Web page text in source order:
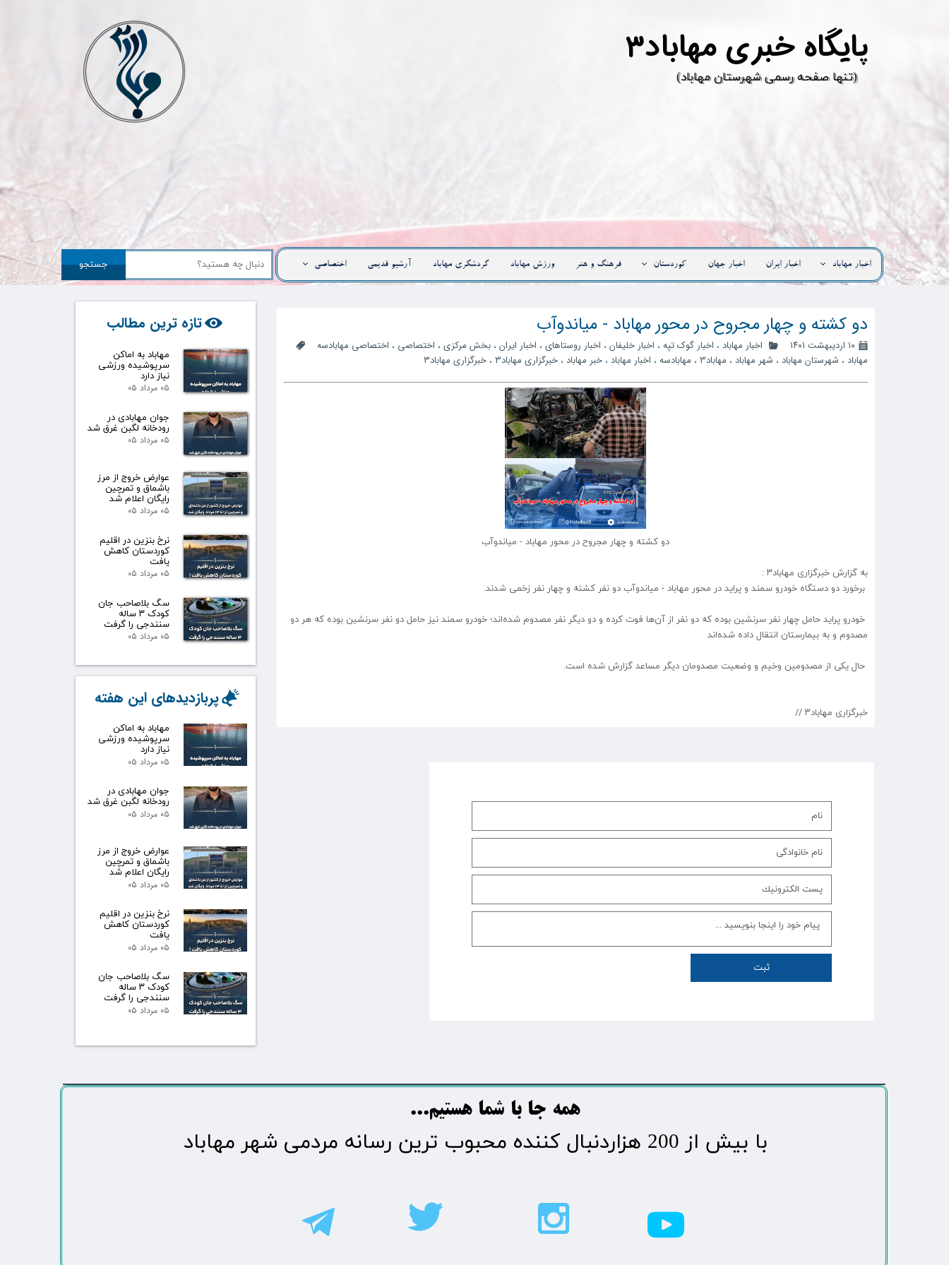
پ
​(تنها صفحه رسمی شهرستان مهاباد)
اخبار مهاباد اخبار ایران اخبار جهان کوردستان فرهنگ و هنر ورزش مهاباد گردشگری مهاباد آرشیو قدیمی اختصاصی جستجو
دو کشته و چهار مجروح در محور مهاباد - میاندوآب
۱۰ اردیبهشت ۱۴۰۱ اخبار مهاباد ، اخبار گوک تپه ، اخبار خلیفان ، اخبار روستاهای ، اخبار ایران ،بخش مرکزی ، اختصاصی ، اختصاصی مهابادسه
مهاباد ، شهرستان مهاباد ، شهر مهاباد ، مهاباد3 ، مهابادسه ، اخبار مهاباد ،خبر مهاباد ،خبرگزاری مهاباد3 ،خبرگزاری مهاباد۳
دو کشته و چهار مجروح در محور مهاباد - میاندوآب
به گزارش خبرگزاری مهاباد۳ :
برخورد دو دستگاه خودرو سمند و پراید در محور مهاباد - میاندوآب دو نفر کشته و چهار نفر زخمی شدند.
خودرو پراید حامل چهار نفر سرنشین بوده که دو نفر از آن‌ها فوت کرده و دو دیگر نفر مصدوم شده‌‌اند؛ خودرو سمند نیز حامل دو نفر سرنشین بوده که هر دو
مصدوم و به بیمارستان انتقال داده شده‌اند
حال یکی از مصدومین وخیم و وضعیت مصدومان دیگر مساعد گزارش شده است.
خبرگزاری مهاباد۳ //
تازه ترین مطالب
مهاباد به اماکن
سرپوشیده ورزشی
نیاز دارد
۰۵ مرداد ۰۵
جوان مهابادی در
رودخانه لگبن غرق شد
۰۵ مرداد ۰۵
عوارض خروج از مرز
باشماق و تمرچین
رایگان اعلام شد
۰۵ مرداد ۰۵
نرخ بنزین در اقلیم
کوردستان کاهش
یافت
۰۵ مرداد ۰۵
سگ بلاصاحب جان
کودک ۳ ساله
سنندجی را گرفت
۰۵ مرداد ۰۵
مهاباد به اماکن
سرپوشیده ورزشی
نیاز دارد
۰۵ مرداد ۰۵
جوان مهابادی در
رودخانه لگبن غرق شد
۰۵ مرداد ۰۵
عوارض خروج از مرز
باشماق و تمرچین
رایگان اعلام شد
۰۵ مرداد ۰۵
نرخ بنزین در اقلیم
کوردستان کاهش
یافت
۰۵ مرداد ۰۵
سگ بلاصاحب جان
کودک ۳ ساله
سنندجی را گرفت
۰۵ مرداد ۰۵
پربازدیدهای این هفته
ثبت
​​​همه جا با شما هستیم...​​​​​​​​​​​​​​
​با بیش از 200 هزاردنبال کننده محبوب ترین رسانه مردمی شهر مهاباد​​​​​​​​​​​​​​